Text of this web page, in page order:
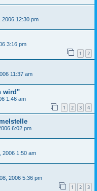
2006 12:30 pm
3:16 pm
1 2
11:37 am
wird"
1:46 am
1 2 3 4
6:02 pm
2006 1:50 am
2006 5:36 pm
1 2 3